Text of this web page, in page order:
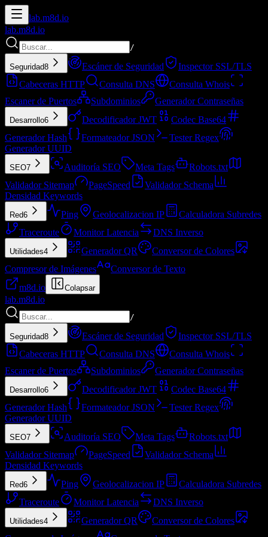
lab.m8d.io
lab.m8d.io
/
Seguridad8 Escáner de Seguridad
Inspector SSL/TLS
Cabeceras HTTP
Consulta DNS
Consulta Whois
Escaner de Puertos
Subdominios Generador Contraseñas
Desarrollo6 Decodificador JWT
Codec Base64
Generador Hash
Formateador JSON
Tester Regex
Generador UUID
SEO7 Auditoría SEO Meta Tags
Robots.txt
Validador Sitemap
PageSpeed
Validador Schema
Densidad Keywords
Red6 Ping Geolocalizacion IP
Calculadora Subredes
Traceroute
Monitor Latencia DNS Inverso
Utilidades4 Generador QR
Conversor de Colores
Compresor de Imágenes
Conversor de Texto
m8d.io
Colapsar
lab.m8d.io
/
Seguridad8 Escáner de Seguridad
Inspector SSL/TLS
Cabeceras HTTP
Consulta DNS
Consulta Whois
Escaner de Puertos
Subdominios Generador Contraseñas
Desarrollo6 Decodificador JWT
Codec Base64
Generador Hash
Formateador JSON
Tester Regex
Generador UUID
SEO7 Auditoría SEO Meta Tags
Robots.txt
Validador Sitemap
PageSpeed
Validador Schema
Densidad Keywords
Red6 Ping Geolocalizacion IP
Calculadora Subredes
Traceroute
Monitor Latencia DNS Inverso
Utilidades4 Generador QR
Conversor de Colores